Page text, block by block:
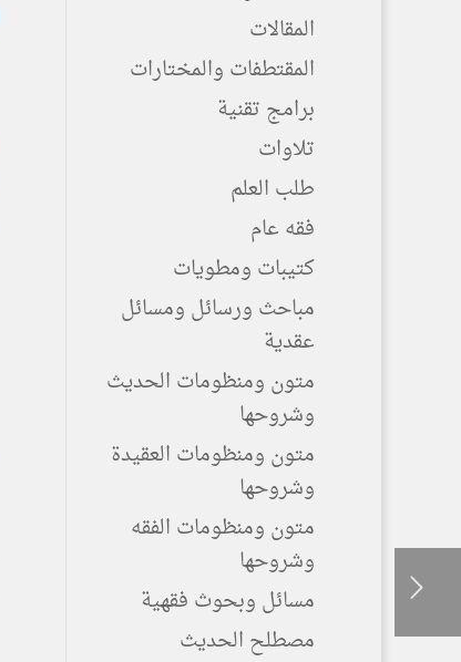
المقالات
المقتطفات والمختارات
برامج تقنية
تلاوات
طلب العلم
فقه عام
كتيبات ومطويات
مباحث ورسائل ومسائل
عقدية
متون ومنظومات الحديث
وشروحها
متون ومنظومات العقيدة
وشروحها
متون ومنظومات الفقه
وشروحها
مسائل وبحوث فقهية
مصطلح الحديث